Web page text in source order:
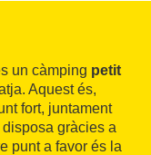
un càmping petit
Aquest és,
fort, juntament
gràcies a
punt a favor és la